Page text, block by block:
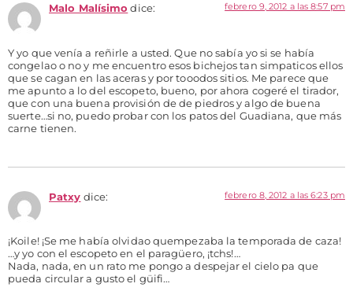
Malo Malísimo dice: febrero 9, 2012 a las 8:57 pm
Y yo que venía a reñirle a usted. Que no sabía yo si se había
congelao o no y me encuentro esos bichejos tan simpaticos ellos
que se cagan en las aceras y por tooodos sitios. Me parece que
me apunto a lo del escopeto, bueno, por ahora cogeré el tirador,
que con una buena provisión de de piedros y algo de buena
suerte…si no, puedo probar con los patos del Guadiana, que más
carne tienen.
Patxy dice: febrero 8, 2012 a las 6:23 pm
¡Koile! ¡Se me había olvidao quempezaba la temporada de caza!
…y yo con el escopeto en el paragüero, ¡tchs!…
Nada, nada, en un rato me pongo a despejar el cielo pa que
pueda circular a gusto el güifi…